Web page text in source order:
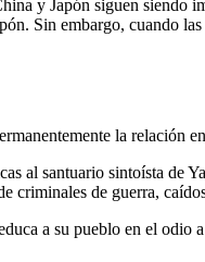
y Japón siguen siendo
Sin embargo, cuando
la relación
al santuario sintoísta de
criminales de guerra,
a su pueblo en el odio